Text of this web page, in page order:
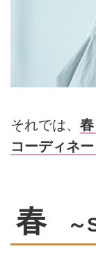
それでは、
コーディネー
春～